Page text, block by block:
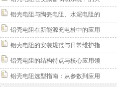
铝壳电阻与陶瓷电阻、水泥电阻的
铝壳电阻在新能源充电桩中的应用
铝壳电阻的安装规范与日常维护指
铝壳电阻的结构特点与核心应用领
铝壳电阻选型指南：从参数到应用